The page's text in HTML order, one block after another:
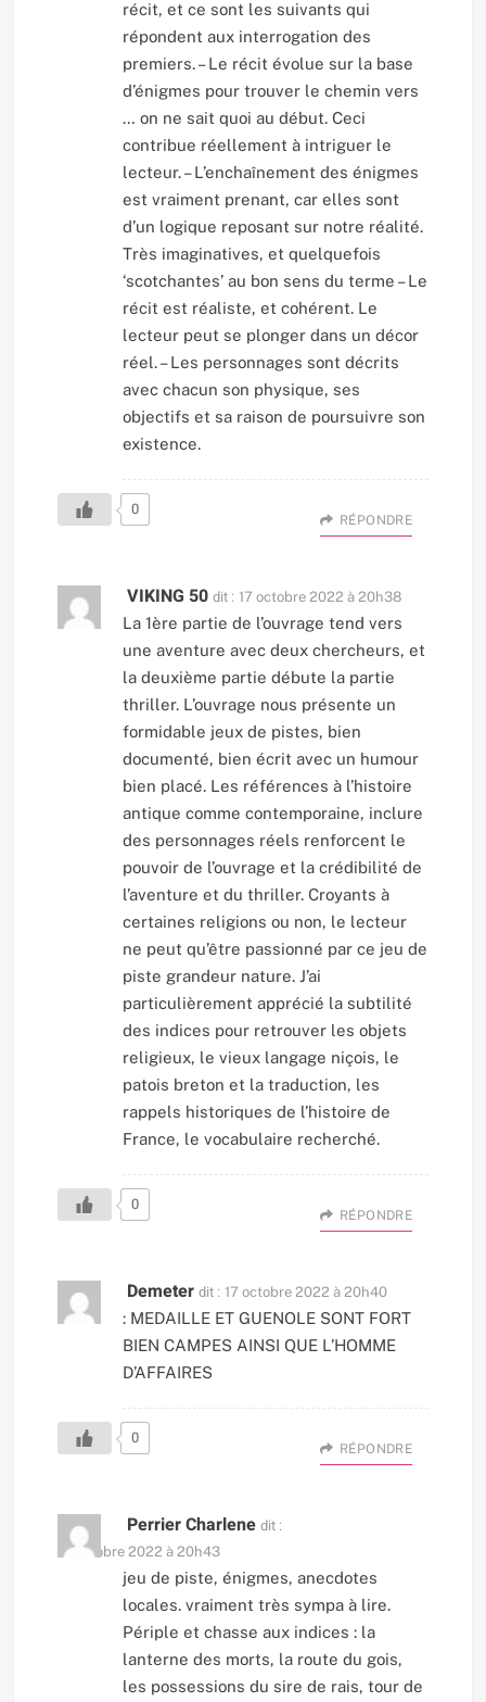
récit, et ce sont les suivants qui
répondent aux interrogation des
premiers. – Le récit évolue sur la base
d’énigmes pour trouver le chemin vers
… on ne sait quoi au début. Ceci
contribue réellement à intriguer le
lecteur. – L’enchaînement des énigmes
est vraiment prenant, car elles sont
d’un logique reposant sur notre réalité.
Très imaginatives, et quelquefois
‘scotchantes’ au bon sens du terme – Le
récit est réaliste, et cohérent. Le
lecteur peut se plonger dans un décor
réel. – Les personnages sont décrits
avec chacun son physique, ses
objectifs et sa raison de poursuivre son
existence.
0
RÉPONDRE
VIKING 50 dit : 17 octobre 2022 à 20h38
La 1ère partie de l’ouvrage tend vers
une aventure avec deux chercheurs, et
la deuxième partie débute la partie
thriller. L’ouvrage nous présente un
formidable jeux de pistes, bien
documenté, bien écrit avec un humour
bien placé. Les références à l’histoire
antique comme contemporaine, inclure
des personnages réels renforcent le
pouvoir de l’ouvrage et la crédibilité de
l’aventure et du thriller. Croyants à
certaines religions ou non, le lecteur
ne peut qu’être passionné par ce jeu de
piste grandeur nature. J’ai
particulièrement apprécié la subtilité
des indices pour retrouver les objets
religieux, le vieux langage niçois, le
patois breton et la traduction, les
rappels historiques de l’histoire de
France, le vocabulaire recherché.
0
RÉPONDRE
Demeter dit : 17 octobre 2022 à 20h40
: MEDAILLE ET GUENOLE SONT FORT
BIEN CAMPES AINSI QUE L’HOMME
D’AFFAIRES
0
RÉPONDRE
Perrier Charlene dit :
17 octobre 2022 à 20h43
jeu de piste, énigmes, anecdotes
locales. vraiment très sympa à lire.
Périple et chasse aux indices : la
lanterne des morts, la route du gois,
les possessions du sire de rais, tour de